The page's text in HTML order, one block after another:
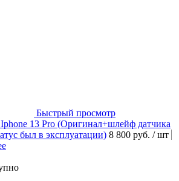
Быстрый просмотр
13 Pro (Оригинал+шлейф датчика
был в эксплуатации) 8 800 руб. / шт